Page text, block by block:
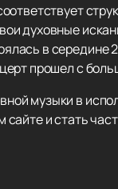
духовные
в
прошел с
музыки в
сайте и стать